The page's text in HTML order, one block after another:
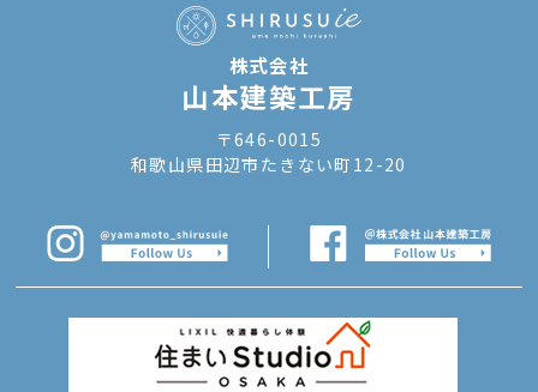
株式会社
山本建築工房
〒646-0015
和歌山県田辺市たきない町12-20